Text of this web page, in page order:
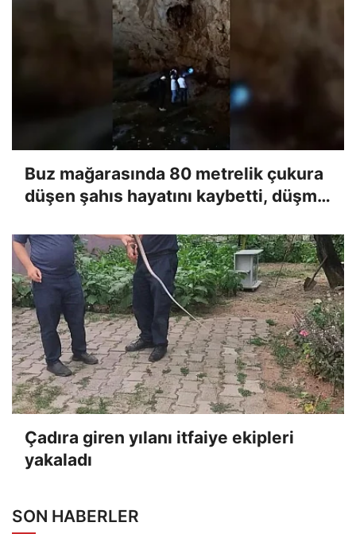
Buz mağarasında 80 metrelik çukura
düşen şahıs hayatını kaybetti, düşme
Çadıra giren yılanı itfaiye ekipleri
yakaladı
SON HABERLER